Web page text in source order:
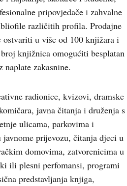
pripovjedače i zahvalne
različitih profila. Prodajne
ostvariti u više od 100 knjižara i
knjižnica omogućiti besplatan
zakasnine.
radionice, kvizovi, dramske
javna čitanja i druženja s
ulicama, parkovima i
prijevozu, čitanja djeci u
domovima, zatvorenicima u
ili plesni perfomansi, programi
predstavljanja knjiga,